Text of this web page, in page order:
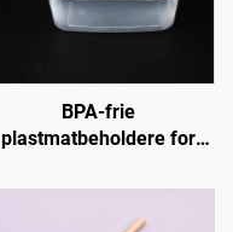
BPA-frie
plastmatbeholdere for